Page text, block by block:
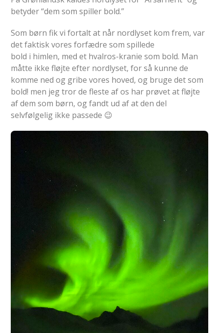
betyder “dem som spiller bold.”
Som børn fik vi fortalt at når nordlyset kom frem, var
det faktisk vores forfædre som spillede
bold i himlen, med et hvalros-kranie som bold. Man
måtte ikke fløjte efter nordlyset, for så kunne de
komme ned og gribe vores hoved, og bruge det som
bold! men jeg tror de fleste af os har prøvet at fløjte
af dem som børn, og fandt ud af at den del
selvfølgelig ikke passede 😉